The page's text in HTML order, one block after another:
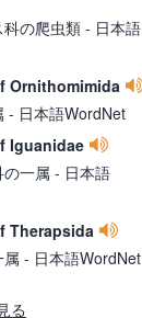
の爬虫類- 日本語
Ornithomimida
- 日本語WordNet
Iguanidae
一属 - 日本語
Therapsida
- 日本語WordNet
る